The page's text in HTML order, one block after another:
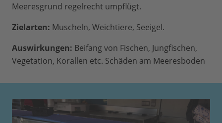
Meeresgrund regelrecht umpflügt.
Zielarten: Muscheln, Weichtiere, Seeigel.
Auswirkungen: Beifang von Fischen, Jungfischen,
Vegetation, Korallen etc. Schäden am Meeresboden